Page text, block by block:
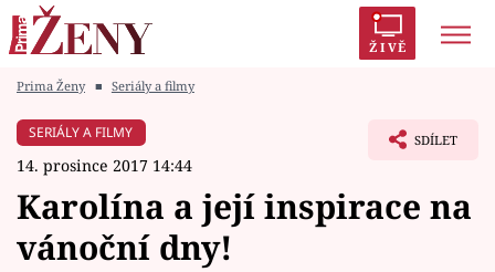
ŽIVĚ
Módní alarm
Prima Ženy ■ Seriály a filmy
SERIÁLY A FILMY
14. prosince 2017 14:44
SDÍLET
Karolína a její inspirace na
vánoční dny!